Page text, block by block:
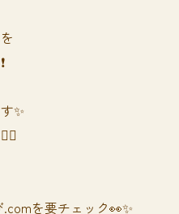
✨
を要チェック👀✨